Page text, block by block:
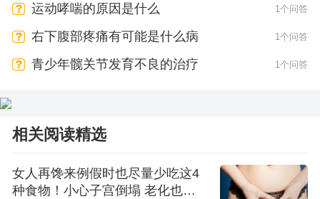
运动哮喘的原因是什么 1个问答
右下腹部疼痛有可能是什么病 1个问答
青少年髋关节发育不良的治疗 1个问答
相关阅读精选
女人再馋来例假时也尽量少吃这4
种食物！小心子宫倒塌 老化也加